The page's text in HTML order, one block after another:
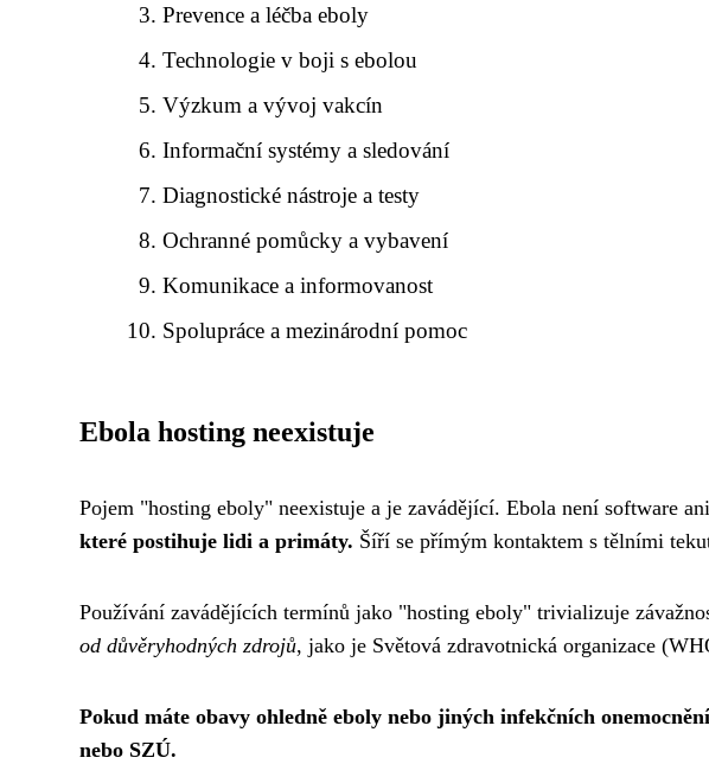
Prevence a léčba eboly
Technologie v boji s ebolou
Výzkum a vývoj vakcín
Informační systémy a sledování
Diagnostické nástroje a testy
Ochranné pomůcky a vybavení
Komunikace a informovanost
Spolupráce a mezinárodní pomoc
Ebola hosting neexistuje
Pojem "hosting eboly" neexistuje a je zavádějící. Ebola není software
které postihuje lidi a primáty. Šíří se přímým kontaktem s tělními
Používání zavádějících termínů jako "hosting eboly" trivializuje
od důvěryhodných zdrojů, jako je Světová zdravotnická organizace
Pokud máte obavy ohledně eboly nebo jiných infekčních
nebo SZÚ.